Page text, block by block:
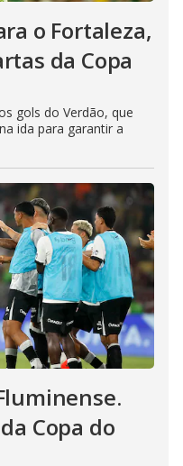
o Fortaleza,
da Copa
gols do Verdão, que
ida para garantir a
Copa do